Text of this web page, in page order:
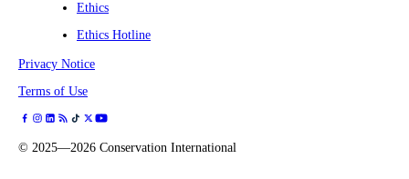
Ethics
Ethics Hotline
Privacy Notice
Terms of Use
© 2025—2026 Conservation International